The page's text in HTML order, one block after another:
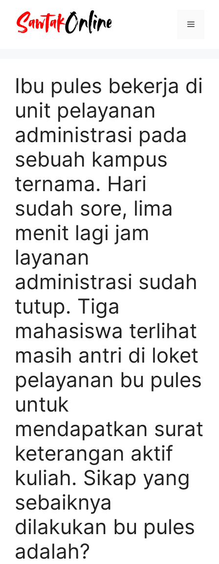
Menu
Ibu pules bekerja di
unit pelayanan
administrasi pada
sebuah kampus
ternama. Hari
sudah sore, lima
menit lagi jam
layanan
administrasi sudah
tutup. Tiga
mahasiswa terlihat
masih antri di loket
pelayanan bu pules
untuk
mendapatkan surat
keterangan aktif
kuliah. Sikap yang
sebaiknya
dilakukan bu pules
adalah?